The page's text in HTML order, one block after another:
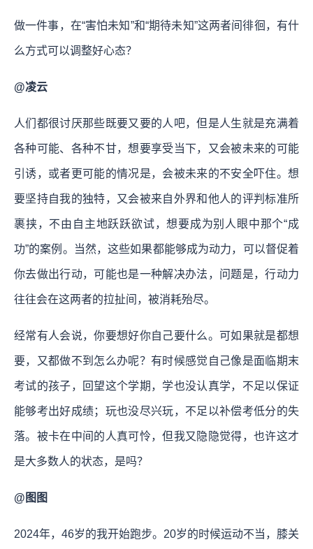
做一件事，在“害怕未知”和“期待未知”这两者间徘徊，有什
么方式可以调整好心态？
@凌云
人们都很讨厌那些既要又要的人吧，但是人生就是充满着
各种可能、各种不甘，想要享受当下，又会被未来的可能
引诱，或者更可能的情况是，会被未来的不安全吓住。想
要坚持自我的独特，又会被来自外界和他人的评判标准所
裹挟，不由自主地跃跃欲试，想要成为别人眼中那个“成
功”的案例。当然，这些如果都能够成为动力，可以督促着
你去做出行动，可能也是一种解决办法，问题是，行动力
往往会在这两者的拉扯间，被消耗殆尽。
经常有人会说，你要想好你自己要什么。可如果就是都想
要，又都做不到怎么办呢？有时候感觉自己像是面临期末
考试的孩子，回望这个学期，学也没认真学，不足以保证
能够考出好成绩；玩也没尽兴玩，不足以补偿考低分的失
落。被卡在中间的人真可怜，但我又隐隐觉得，也许这才
是大多数人的状态，是吗？
@图图
2024年，46岁的我开始跑步。20岁的时候运动不当，膝关